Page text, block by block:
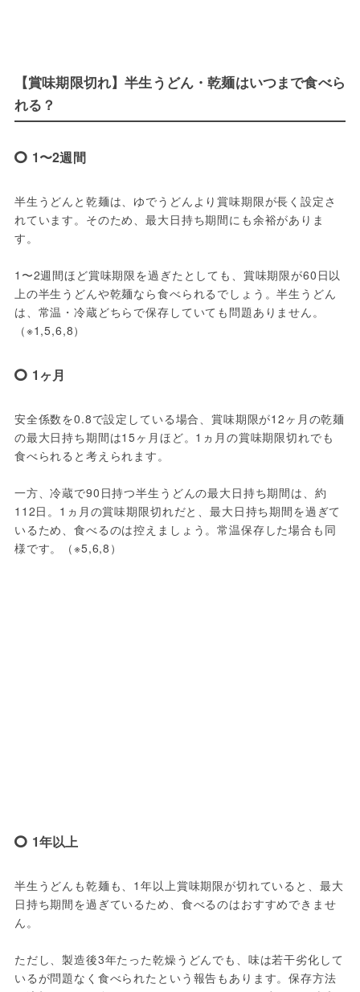
【賞味期限切れ】半生うどん・乾麺はいつまで食べら
れる？
1〜2週間
半生うどんと乾麺は、ゆでうどんより賞味期限が長く設定さ
れています。そのため、最大日持ち期間にも余裕がありま
す。
1〜2週間ほど賞味期限を過ぎたとしても、賞味期限が60日以
上の半生うどんや乾麺なら食べられるでしょう。半生うどん
は、常温・冷蔵どちらで保存していても問題ありません。
（※1,5,6,8）
1ヶ月
安全係数を0.8で設定している場合、賞味期限が12ヶ月の乾麺
の最大日持ち期間は15ヶ月ほど。1ヵ月の賞味期限切れでも
食べられると考えられます。
一方、冷蔵で90日持つ半生うどんの最大日持ち期間は、約
112日。1ヵ月の賞味期限切れだと、最大日持ち期間を過ぎて
いるため、食べるのは控えましょう。常温保存した場合も同
様です。（※5,6,8）
1年以上
半生うどんも乾麺も、1年以上賞味期限が切れていると、最大
日持ち期間を過ぎているため、食べるのはおすすめできませ
ん。
ただし、製造後3年たった乾燥うどんでも、味は若干劣化して
いるが問題なく食べられたという報告もあります。保存方法